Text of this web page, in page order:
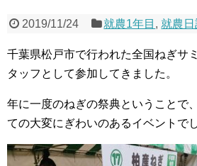
2019/11/24 就農1年目 , 就農
千葉県松戸市で行われた全国ねぎサ
タッフとして参加してきました。
年に一度のねぎの祭典ということで
ての大変にぎわいのあるイベントでし